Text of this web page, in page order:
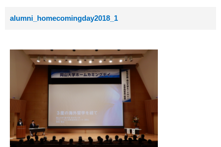
alumni_homecomingday2018_1